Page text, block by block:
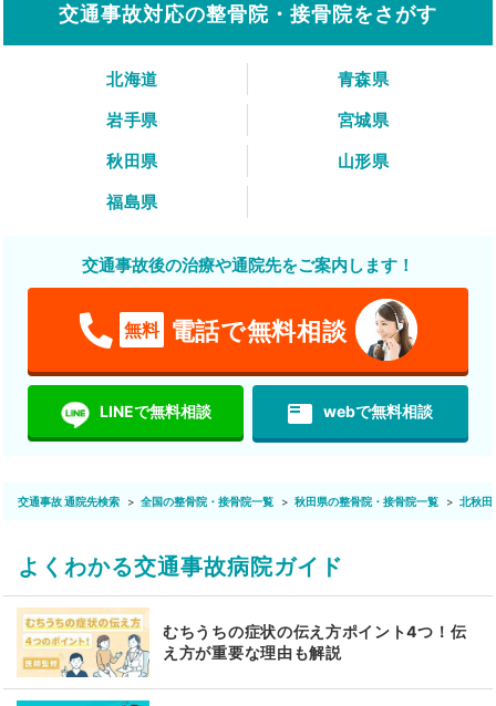
交通事故対応の整骨院・接骨院をさがす
北海道
青森県
岩手県
宮城県
秋田県
山形県
福島県
交通事故後の治療や通院先をご案内します！
無料 電話で無料相談
LINEで無料相談 featured_play_list webで無料相談
交通事故 通院先検索 全国の整骨院・接骨院一覧 秋田県の整骨院・接骨院一覧 北秋田
よくわかる交通事故病院ガイド
むちうちの症状の伝え方ポイント4つ！伝
え方が重要な理由も解説